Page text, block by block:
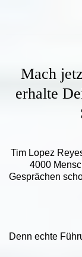
Mach
erhalte
Tim Lopez
4000
Gesprächen
Denn echte